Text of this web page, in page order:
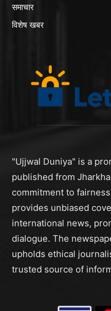
समाचार
विशेष खबर
"Ujjwal Duniya" is a
published from
commitment to
provides unbiased
international news,
dialogue. The
upholds ethical
trusted source of